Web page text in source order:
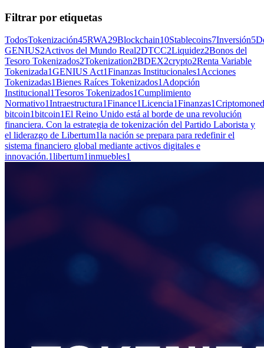
Filtrar por etiquetas
TodosTokenización45RWA29Blockchain10Stablecoins7Inversión5
GENIUS2Activos del Mundo Real2DTCC2Liquidez2Bonos del
Tesoro Tokenizados2Tokenization2BDEX2crypto2Renta Variable
Tokenizada1GENIUS Act1Finanzas Institucionales1 Acciones
Tokenizadas1Bienes Raíces Tokenizados1 Adopción
Institucional1Tesoros Tokenizados1Cumplimiento
Normativo1Intraestructura1Finance1Licencia1Finanzas1
bitcoin1bitcoin1El Reino Unido está al borde de una revolución
financiera. Con la estrategia de tokenización del Partido Laborista y
el liderazgo de Libertum1la nación se prepara para redefinir el
sistema financiero global mediante activos digitales e
innovación.1libertum1inmuebles1